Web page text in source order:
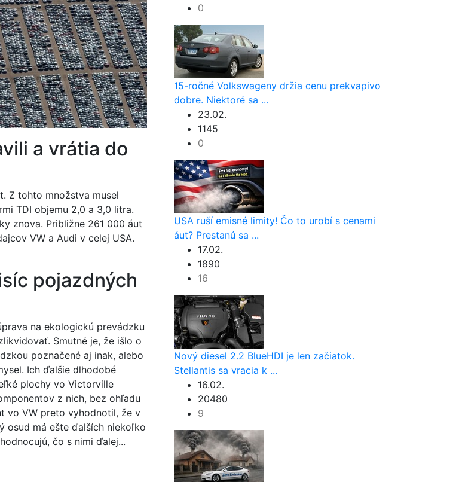
a vrátia do
Z tohto množstva musel
TDI objemu 2,0 a 3,0 litra.
znova. Približne 261 000 áut
VW a Audi v celej USA.
pojazdných
na ekologickú prevádzku
Smutné je, že išlo o
poznačené aj inak, alebo
Ich ďalšie dlhodobé
plochy vo Victorville
z nich, bez ohľadu
vo VW preto vyhodnotil, že v
osud má ešte ďalších niekoľko
čo s nimi ďalej...
0
15-ročné Volkswageny držia cenu prekvapivo
dobre. Niektoré sa ...
23.02.
1145
0
USA ruší emisné limity! Čo to urobí s cenami
áut? Prestanú sa ...
17.02.
1890
16
Nový diesel 2.2 BlueHDI je len začiatok.
Stellantis sa vracia k ...
16.02.
20480
9